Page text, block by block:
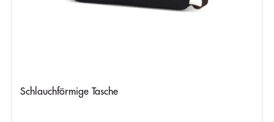
Schlauchförmige Tasche